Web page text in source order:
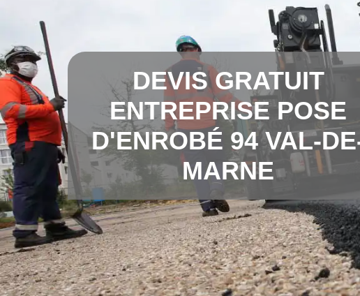
DEVIS GRATUIT
ENTREPRISE POSE
D'ENROBÉ 94 VAL-
MARNE